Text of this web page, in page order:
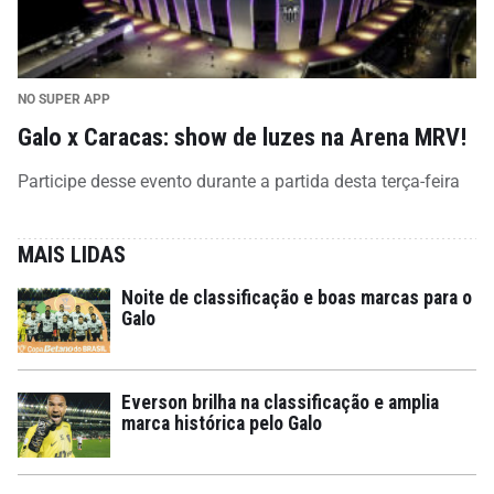
NO SUPER APP
Galo x Caracas: show de luzes na Arena MRV!
Participe desse evento durante a partida desta terça-feira
MAIS LIDAS
Noite de classificação e boas marcas para o
Galo
Everson brilha na classificação e amplia
marca histórica pelo Galo